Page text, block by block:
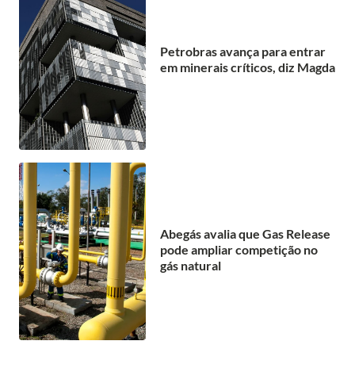
Petrobras avança para entrar
em minerais críticos, diz Magda
Abegás avalia que Gas Release
pode ampliar competição no
gás natural